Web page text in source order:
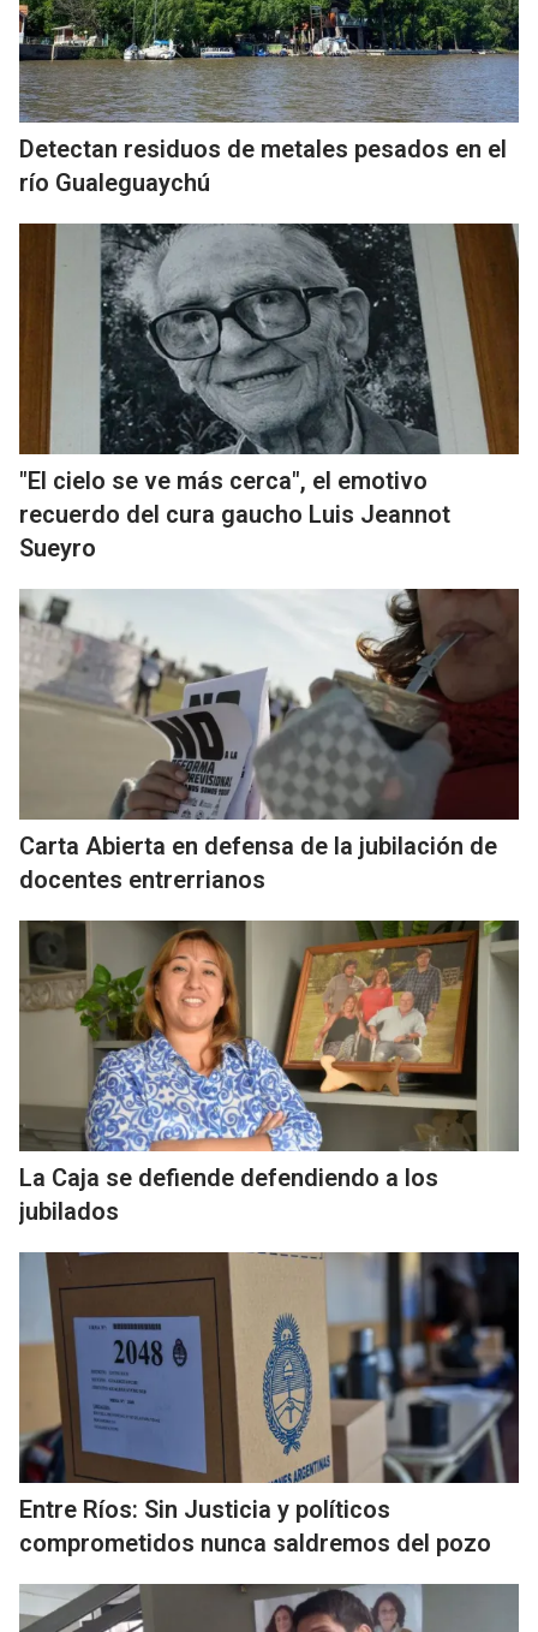
Detectan residuos de metales pesados en el
río Gualeguaychú
"El cielo se ve más cerca", el emotivo
recuerdo del cura gaucho Luis Jeannot
Sueyro
Carta Abierta en defensa de la jubilación de
docentes entrerrianos
La Caja se defiende defendiendo a los
jubilados
Entre Ríos: Sin Justicia y políticos
comprometidos nunca saldremos del pozo